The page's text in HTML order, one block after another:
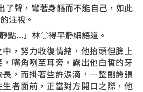
了聲，彎著身軀而不能自己，如此
注視。
點...」林○得平靜細語道。
中，努力收復情緒，他抬頭但臉上
嘴角咧至耳旁，露出他白皙的牙
，而掛著些許淚滴，一整副誇張
生者面前，正當對方開口之際，他